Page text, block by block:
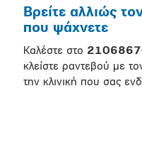
Βρείτε αλλιώς
που ψάχνετε
Καλέστε στο
κλείστε ραντεβού με
την κλινική που σας